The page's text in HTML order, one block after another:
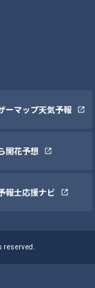
ーマップ天気予報
開花予想
報士応援ナビ